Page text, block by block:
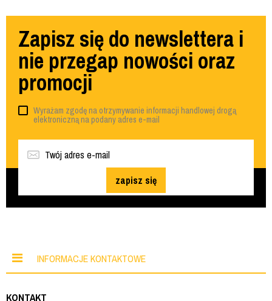
Zapisz się do newslettera i
nie przegap nowości oraz
promocji
Wyrażam zgodę na otrzymywanie informacji handlowej drogą
elektroniczną na podany adres e-mail
zapisz się
INFORMACJE KONTAKTOWE
KONTAKT